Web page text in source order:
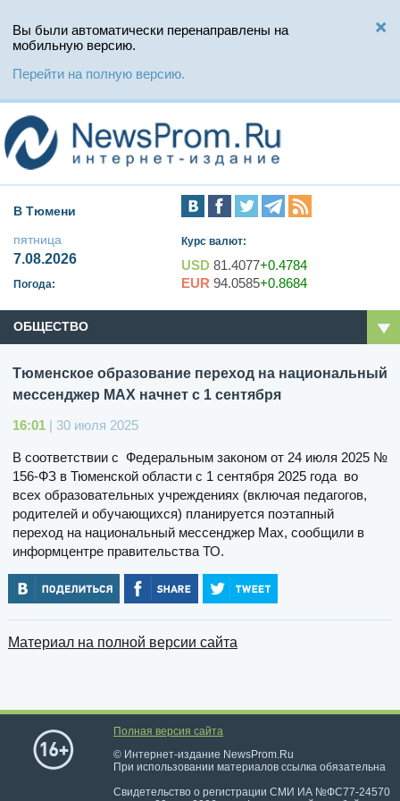
Вы были автоматически перенаправлены на
мобильную версию.
Перейти на полную версию.
В Тюмени
пятница
7.08.2026
Погода:
Курс валют:
USD 81.4077+0.4784
EUR 94.0585+0.8684
ОБЩЕСТВО
Тюменское образование переход на национальный
мессенджер МАХ начнет с 1 сентября
16:01 | 30 июля 2025
В соответствии с Федеральным законом от 24 июля 2025 №
156-ФЗ в Тюменской области с 1 сентября 2025 года во
всех образовательных учреждениях (включая педагогов,
родителей и обучающихся) планируется поэтапный
переход на национальный мессенджер Max, сообщили в
информцентре правительства ТО.
Материал на полной версии сайта
Полная версия сайта
© Интернет-издание NewsProm.Ru
При использовании материалов ссылка обязательна
Свидетельство о регистрации СМИ ИА №ФС77-24570